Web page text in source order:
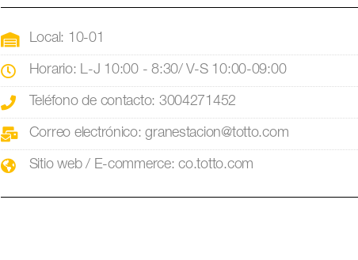
Local: 10-01
Horario: L-J 10:00 - 8:30/ V-S 10:00-09:00
Teléfono de contacto: 3004271452
Correo electrónico: granestacion@totto.com
Sitio web / E-commerce: co.totto.com